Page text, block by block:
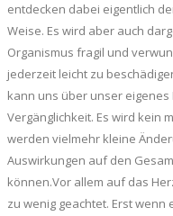
entdecken dabei eigentlich
Weise. Es wird aber auch
Organismus fragil und
jederzeit leicht zu
kann uns über unser
Vergänglichkeit. Es wird kein
werden vielmehr kleine
Auswirkungen auf den
können.Vor allem auf das
zu wenig geachtet. Erst